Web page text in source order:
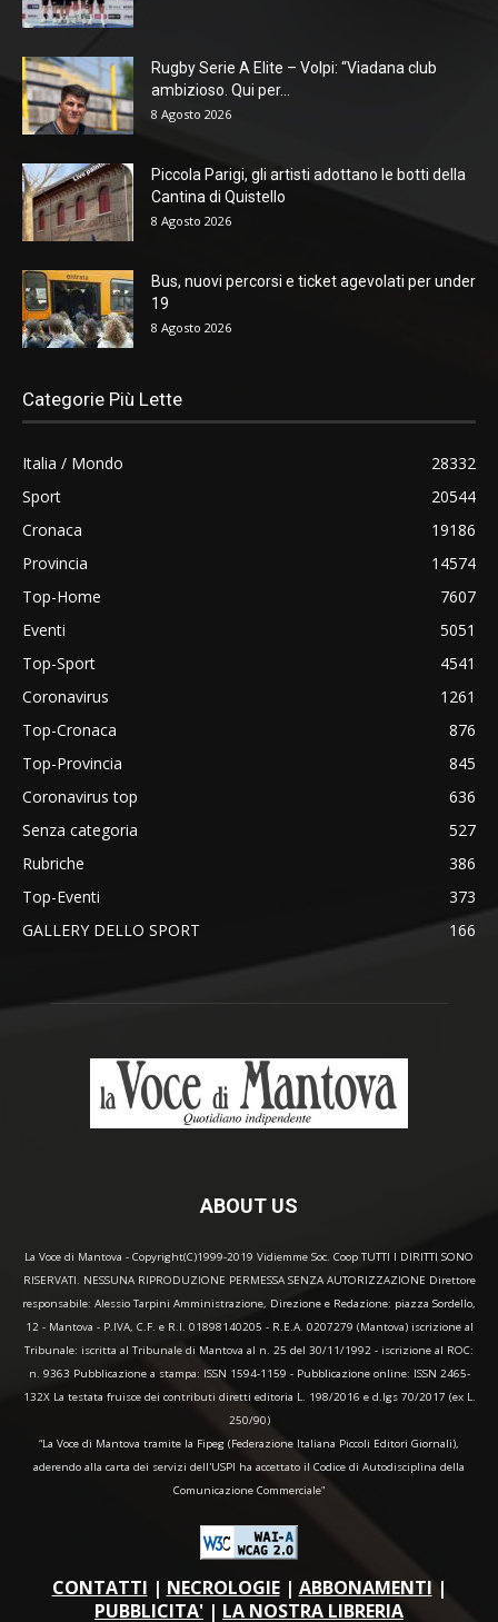
Rugby Serie A Elite – Volpi: “Viadana club
ambizioso. Qui per...
8 Agosto 2026
Piccola Parigi, gli artisti adottano le botti della
Cantina di Quistello
8 Agosto 2026
Bus, nuovi percorsi e ticket agevolati per under
19
8 Agosto 2026
Categorie Più Lette
Italia / Mondo
28332
Sport
20544
Cronaca
19186
Provincia
14574
Top-Home
7607
Eventi
5051
Top-Sport
4541
Coronavirus
1261
Top-Cronaca
876
Top-Provincia
845
Coronavirus top
636
Senza categoria
527
Rubriche
386
Top-Eventi
373
GALLERY DELLO SPORT
166
ABOUT US
La Voce di Mantova - Copyright(C)1999-2019 Vidiemme Soc. Coop TUTTI I DIRITTI SONO
RISERVATI. NESSUNA RIPRODUZIONE PERMESSA SENZA AUTORIZZAZIONE Direttore
responsabile: Alessio Tarpini Amministrazione, Direzione e Redazione: piazza Sordello,
12 - Mantova - P.IVA, C.F. e R.I. 01898140205 - R.E.A. 0207279 (Mantova) iscrizione al
Tribunale: iscritta al Tribunale di Mantova al n. 25 del 30/11/1992 - iscrizione al ROC:
n. 9363 Pubblicazione a stampa: ISSN 1594-1159 - Pubblicazione online: ISSN 2465-
132X La testata fruisce dei contributi diretti editoria L. 198/2016 e d.lgs 70/2017 (ex L.
250/90)
“La Voce di Mantova tramite la Fipeg (Federazione Italiana Piccoli Editori Giornali),
aderendo alla carta dei servizi dell'USPI ha accettato il Codice di Autodisciplina della
Comunicazione Commerciale"
CONTATTI | NECROLOGIE| ABBONAMENTI |
PUBBLICITA' | LA NOSTRA LIBRERIA